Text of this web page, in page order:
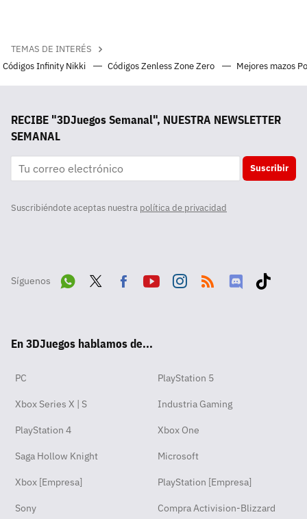
TEMAS DE INTERÉS
Códigos Infinity Nikki
Códigos Zenless Zone Zero Mejores mazos
RECIBE "3DJuegos Semanal", NUESTRA NEWSLETTER
SEMANAL
Suscribir
Suscribiéndote aceptas nuestra política de privacidad
Síguenos
pp
ok
En 3DJuegos hablamos de...
PC PlayStation 5
Xbox Series X | S Industria Gaming
PlayStation 4 Xbox One
Saga Hollow Knight Microsoft
Xbox [Empresa] PlayStation [Empresa]
Sony Compra Activision-Blizzard